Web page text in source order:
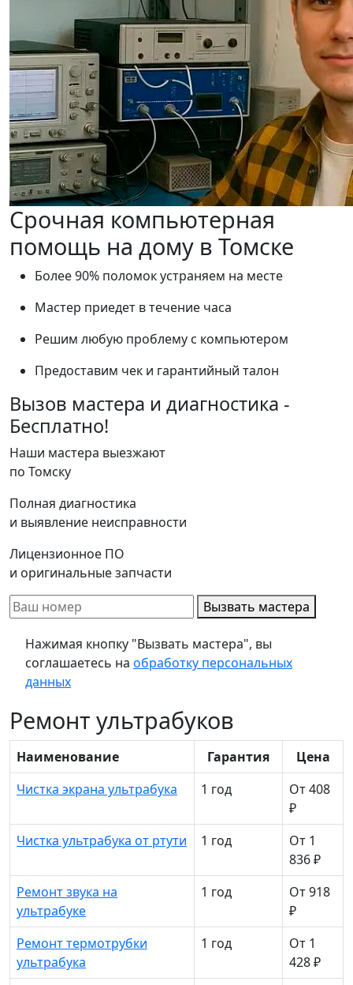
Срочная компьютерная
помощь на дому в Томске
Более 90% поломок устраняем на месте
Мастер приедет в течение часа
Решим любую проблему с компьютером
Предоставим чек и гарантийный талон
Вызов мастера и диагностика -
Бесплатно!
Наши мастера выезжают
по Томску
Полная диагностика
и выявление неисправности
Лицензионное ПО
и оригинальные запчасти
Вызвать мастера
Нажимая кнопку "Вызвать мастера", вы
соглашаетесь на обработку персональных
данных
Ремонт ультрабуков
Наименование Гарантия
Цена
Чистка экрана ультрабука
1 год
От 408
₽
Чистка ультрабука от ртути
1 год
От 1
836 ₽
Ремонт звука на
ультрабуке
1 год
От 918
₽
Ремонт термотрубки
ультрабука
1 год
От 1
428 ₽